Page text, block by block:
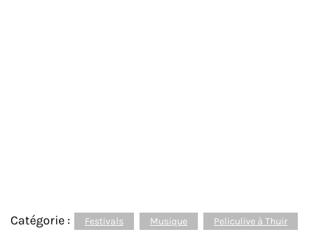
Catégorie : Festivals Musique Peliculive à Thuir